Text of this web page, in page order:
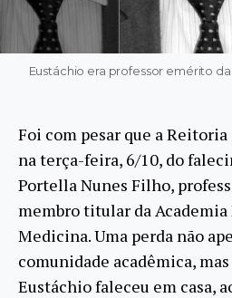
Eustáchio era professor emérito
Foi com pesar que a Reitoria
na terça-feira, 6/10, do
Portella Nunes Filho,
membro titular da Academia
Medicina. Uma perda não
comunidade acadêmica, mas
Eustáchio faleceu em casa,